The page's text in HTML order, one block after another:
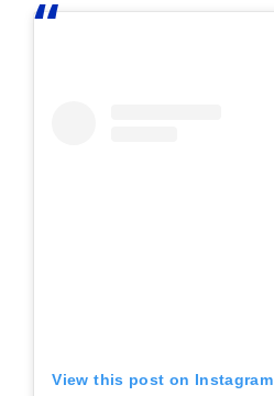
View this post on Instagram